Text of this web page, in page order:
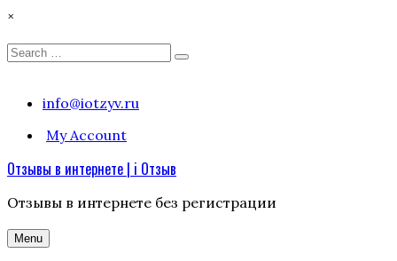
×
Search
Search
Skip
content
info@iotzyv.ru
My Account
Отзывы в интернете | i Отзыв
Отзывы в интернете без регистрации
Menu